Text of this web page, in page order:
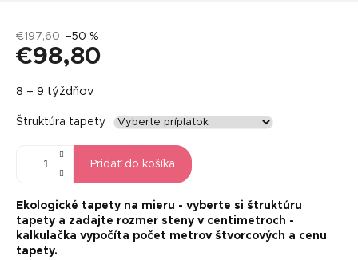
€197,60 –50 %
€98,80
cena:
8 – 9 týždňov
Štruktúra tapety
Pridať do košíka
Ekologické tapety na mieru - vyberte si štruktúru
tapety a zadajte rozmer steny v centimetroch -
kalkulačka vypočíta počet metrov štvorcových a cenu
tapety.